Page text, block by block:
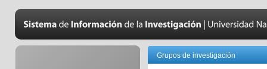
Grupos de investigación